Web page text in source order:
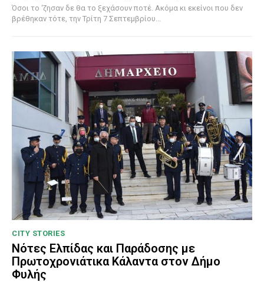
Όσοι το ‘ζησαν δε θα το ξεχάσουν ποτέ. Ακόμα κι εκείνοι που δεν
βρέθηκαν τότε, την Τρίτη 7 Σεπτεμβρίου...
CITY STORIES
Νότες Ελπίδας και Παράδοσης με
Πρωτοχρονιάτικα Κάλαντα στον Δήμο
Φυλής